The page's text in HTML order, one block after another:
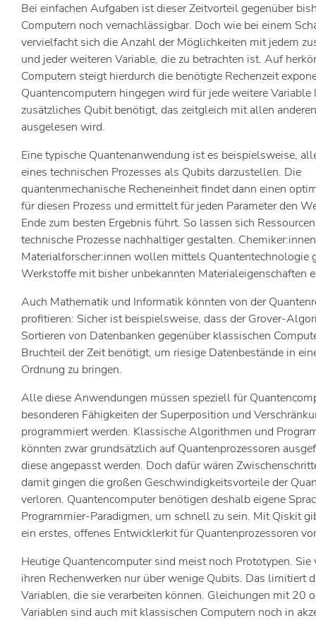
Bei einfachen Aufgaben ist dieser Zeitvorteil gegenüber
Computern noch vernachlässigbar. Doch wie bei einem
vervielfacht sich die Anzahl der Möglichkeiten mit jedem
und jeder weiteren Variable, die zu betrachten ist. Auf
Computern steigt hierdurch die benötigte Rechenzeit
Quantencomputern hingegen wird für jede weitere
zusätzliches Qubit benötigt, das zeitgleich mit allen
ausgelesen wird.
Eine typische Quantenanwendung ist es beispielsweise,
eines technischen Prozesses als Qubits darzustellen. Die
quantenmechanische Recheneinheit findet dann einen
für diesen Prozess und ermittelt für jeden Parameter den
Ende zum besten Ergebnis führt. So lassen sich
technische Prozesse nachhaltiger gestalten.
Materialforscher:innen wollen mittels Quantentechnologie
Werkstoffe mit bisher unbekannten Materialeigenschaften
Auch Mathematik und Informatik könnten von der
profitieren: Sicher ist beispielsweise, dass der Grover-
Sortieren von Datenbanken gegenüber klassischen
Bruchteil der Zeit benötigt, um riesige Datenbestände in
Ordnung zu bringen.
Alle diese Anwendungen müssen speziell für
besonderen Fähigkeiten der Superposition und
programmiert werden. Klassische Algorithmen und
könnten zwar grundsätzlich auf Quantenprozessoren
diese angepasst werden. Doch dafür wären
damit gingen die großen Geschwindigkeitsvorteile der
verloren. Quantencomputer benötigen deshalb eigene
Programmier-Paradigmen, um schnell zu sein. Mit Qiskit
ein erstes, offenes Entwicklerkit für Quantenprozessoren
Heutige Quantencomputer sind meist noch Prototypen. Sie
ihren Rechenwerken nur über wenige Qubits. Das limitiert
Variablen, die sie verarbeiten können. Gleichungen mit 20
Variablen sind auch mit klassischen Computern noch in